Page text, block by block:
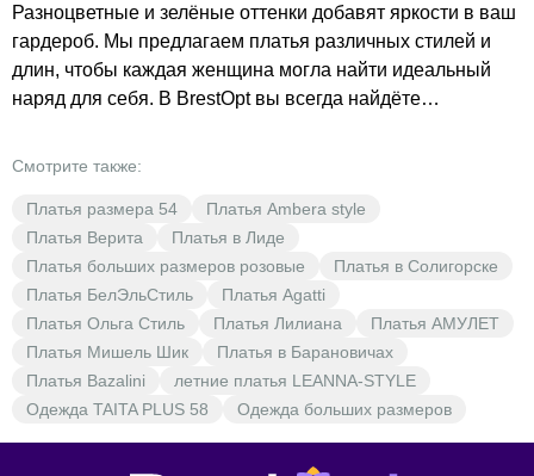
Разноцветные и зелёные оттенки добавят яркости в ваш
гардероб. Мы предлагаем платья различных стилей и
длин, чтобы каждая женщина могла найти идеальный
наряд для себя. В BrestOpt вы всегда найдёте
возможность обновить свой гардероб с выгодой для
Смотрите также:
Платья размера 54
Платья Ambera style
Платья Верита
Платья в Лиде
Платья больших размеров розовые
Платья в Солигорске
Платья БелЭльСтиль
Платья Agatti
Платья Ольга Стиль
Платья Лилиана
Платья АМУЛЕТ
Платья Мишель Шик
Платья в Барановичах
Платья Bazalini
летние платья LEANNA-STYLE
Одежда TAITA PLUS 58
Одежда больших размеров